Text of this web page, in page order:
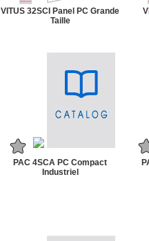
VITUS 32SCI Panel PC Grande
Taille
PAC 4SCA PC Compact
Industriel